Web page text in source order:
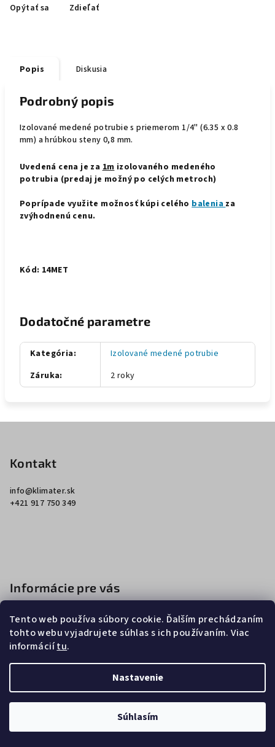
Tento web používa súbory cookie. Ďalším prechádzaním
tohto webu vyjadrujete súhlas s ich používaním. Viac
informáciítu.
Nastavenie
Súhlasím
Opýtať sa Zdieľať
Popis Diskusia
Podrobný popis
Izolované medené potrubie s priemerom 1/4" (6.35 x 0.8
mm) a hrúbkou steny 0,8 mm.
Uvedená cena je za1mizolovaného medeného
potrubia (predaj je možný po celých metroch)
Poprípade využite možnosť kúpi celéhobaleniaza
zvýhodnenú cenu.
Kód: 14MET
Dodatočné parametre
Kategória:
Izolované medené potrubie
Záruka: 2 roky
Kontakt
info@klimater.sk
+421 917 750 349
Informácie pre vás
Ako nakupovať
Obchodné podmienky
Podmienky ochrany osobných údajov
Vytvoril Shoptet